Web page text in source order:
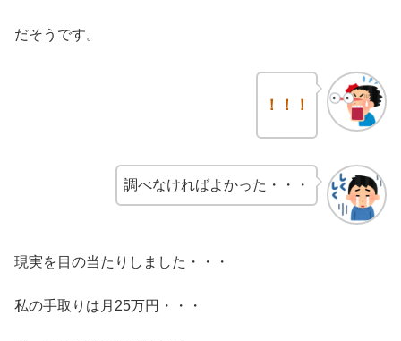
だそうです。
！！！
調べなければよかった・・・
現実を目の当たりしました・・・
私の手取りは月25万円・・・